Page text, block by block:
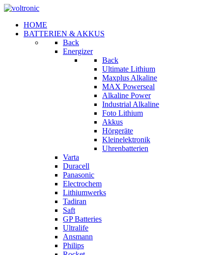
HOME
BATTERIEN & AKKUS
Back
Energizer
Back
Ultimate Lithium
Maxplus Alkaline
MAX Powerseal
Alkaline Power
Industrial Alkaline
Foto Lithium
Akkus
Hörgeräte
Kleinelektronik
Uhrenbatterien
Varta
Duracell
Panasonic
Electrochem
Lithiumwerks
Tadiran
Saft
GP Batteries
Ultralife
Ansmann
Philips